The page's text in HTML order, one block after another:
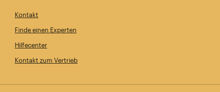
Kontakt
Finde einen Experten
Hilfecenter
Kontakt zum Vertrieb